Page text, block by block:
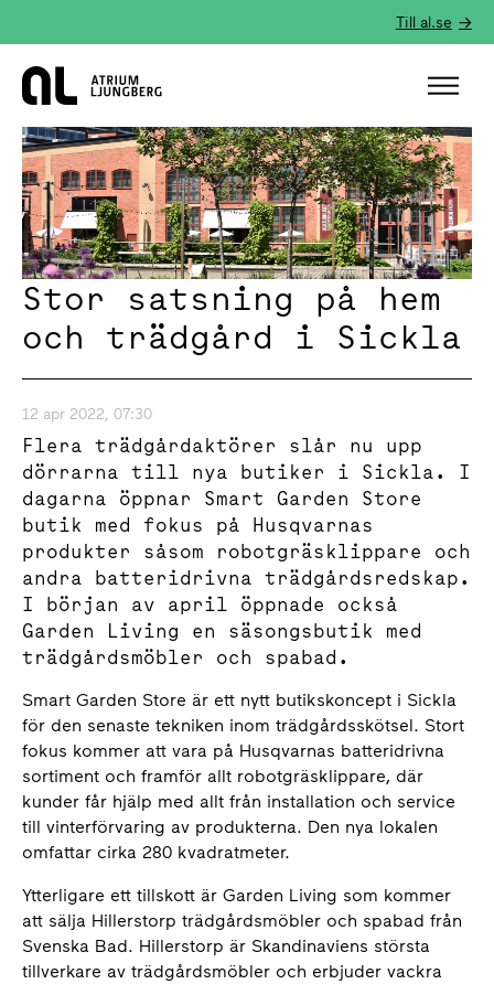
Till al.se
Hem
Stor satsning på hem
och trädgård i Sickla
12 apr 2022, 07:30
Flera trädgårdaktörer slår nu upp
dörrarna till nya butiker i Sickla. I
dagarna öppnar Smart Garden Store
butik med fokus på Husqvarnas
produkter såsom robotgräsklippare och
andra batteridrivna trädgårdsredskap.
I början av april öppnade också
Garden Living en säsongsbutik med
trädgårdsmöbler och spabad.
Smart Garden Store är ett nytt butikskoncept i Sickla
för den senaste tekniken inom trädgårdsskötsel. Stort
fokus kommer att vara på Husqvarnas batteridrivna
sortiment och framför allt robotgräsklippare, där
kunder får hjälp med allt från installation och service
till vinterförvaring av produkterna. Den nya lokalen
omfattar cirka 280 kvadratmeter.
Ytterligare ett tillskott är Garden Living som kommer
att sälja Hillerstorp trädgårdsmöbler och spabad från
Svenska Bad. Hillerstorp är Skandinaviens största
tillverkare av trädgårdsmöbler och erbjuder vackra